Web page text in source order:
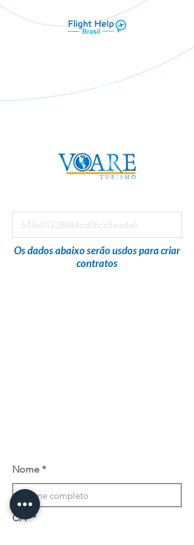
em parceria com
Os dados abaixo serão usdos para criar
contratos
Nome
CPF